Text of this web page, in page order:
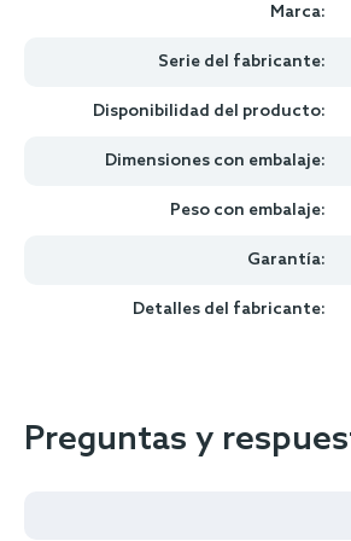
Marca:
Serie del fabricante:
Disponibilidad del producto:
Dimensiones con embalaje:
Peso con embalaje:
Garantía:
Detalles del fabricante:
Preguntas y